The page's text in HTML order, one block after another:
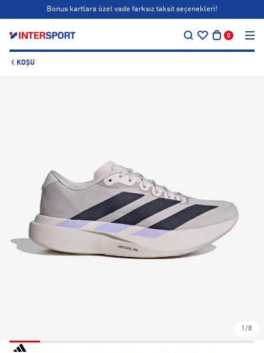
Bonus kartlara özel vade farksız taksit seçenekleri!
0
KOŞU
1/8